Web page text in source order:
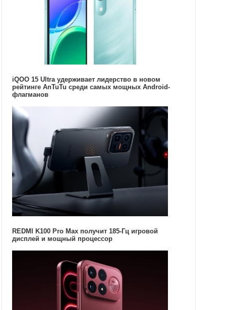
iQOO 15 Ultra удерживает лидерство в новом
рейтинге AnTuTu среди самых мощных Android-
флагманов
REDMI K100 Pro Max получит 185-Гц игровой
дисплей и мощный процессор